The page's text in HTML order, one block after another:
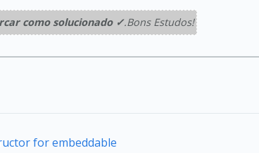
como solucionado ✓.Bons Estudos!
for embeddable